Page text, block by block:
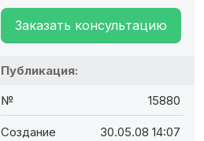
Заказать консультацию
Публикация:
№ 15880
Создание 30.05.08 14:07